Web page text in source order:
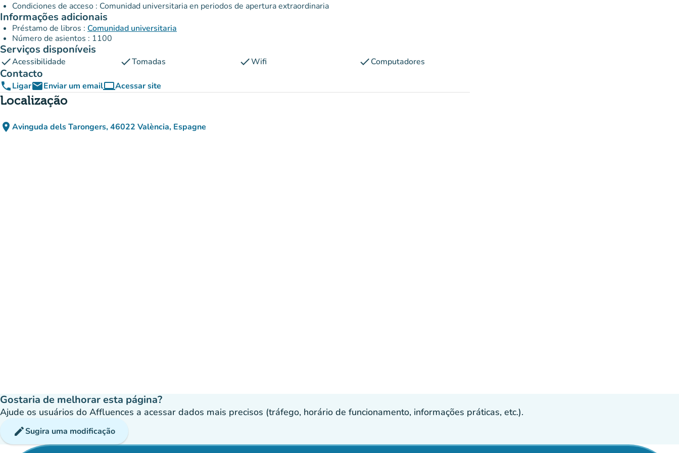
Condiciones de acceso : Comunidad universitaria en periodos de apertura extraordinaria
Informações adicionais
Préstamo de libros : Comunidad universitaria
Número de asientos : 1100
Serviços disponíveis
checkAcessibilidade checkTomadas checkWifi checkComputadores
Contacto
phoneLigaremailEnviar um emailcomputerAcessar site
(novo separador)
Localização
place Avinguda dels Tarongers, 46022 València, Espagne
(abrir no Google Maps)
(novo separador)
Gostaria de melhorar esta página?
Ajude os usuários do Affluences a acessar dados mais precisos (tráfego, horário de funcionamento, informações práticas, etc.).
editSugira uma modificação